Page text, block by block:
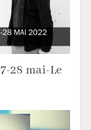
28 mai-Le